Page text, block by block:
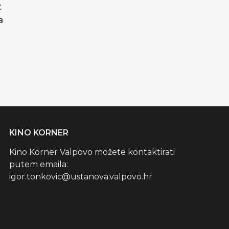
KINO KORNER
Kino Korner Valpovo možete kontaktirati
putem emaila:
igor.tonkovic@ustanova.valpovo.hr